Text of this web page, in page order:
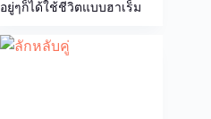
อยู่ๆก็ได้ใช้ชีวิตแบบฮาเร็ม